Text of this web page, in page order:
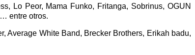
Lo Peor, Mama Funko, Fritanga, Sobrinus, OGUN
entre otros.
Average White Band, Brecker Brothers, Erikah badu,